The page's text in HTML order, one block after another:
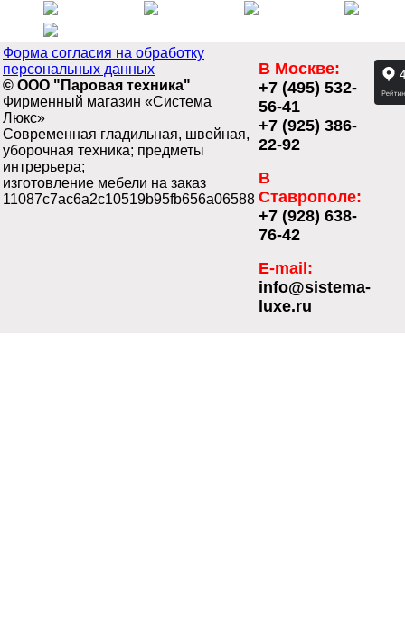
Форма согласия на обработку
персональных данных
© ООО "Паровая техника"
Фирменный магазин «Система
Люкс»
Современная гладильная, швейная,
уборочная техника; предметы
интрерьера;
изготовление мебели на заказ
11087c7ac6a2c10519b95fb656a06588
В Москве:
+7 (495) 532-
56-41
+7 (925) 386-
22-92
В
Ставрополе:
+7 (928) 638-
76-42
E-mail:
info@sistema-
luxe.ru